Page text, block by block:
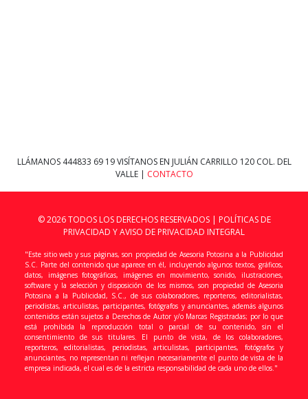
LLÁMANOS 444833 69 19VISÍTANOS EN JULIÁN CARRILLO 120 COL. DEL
VALLE | CONTACTO
© 2026 TODOS LOS DERECHOS RESERVADOS | POLÍTICAS DE
PRIVACIDAD Y AVISO DE PRIVACIDAD INTEGRAL
"Este sitio web y sus páginas, son propiedad de Asesoria Potosina a la Publicidad
S.C. Parte del contenido que aparece en él, incluyendo algunos textos, gráficos,
datos, imágenes fotográficas, imágenes en movimiento, sonido, ilustraciones,
software y la selección y disposición de los mismos, son propiedad de Asesoria
Potosina a la Publicidad, S.C., de sus colaboradores, reporteros, editorialistas,
periodistas, articulistas, participantes, fotógrafos y anunciantes, además algunos
contenidos están sujetos a Derechos de Autor y/o Marcas Registradas; por lo que
está prohibida la reproducción total o parcial de su contenido, sin el
consentimiento de sus titulares. El punto de vista, de los colaboradores,
reporteros, editorialistas, periodistas, articulistas, participantes, fotógrafos y
anunciantes, no representan ni reflejan necesariamente el punto de vista de la
empresa indicada, el cual es de la estricta responsabilidad de cada uno de ellos."